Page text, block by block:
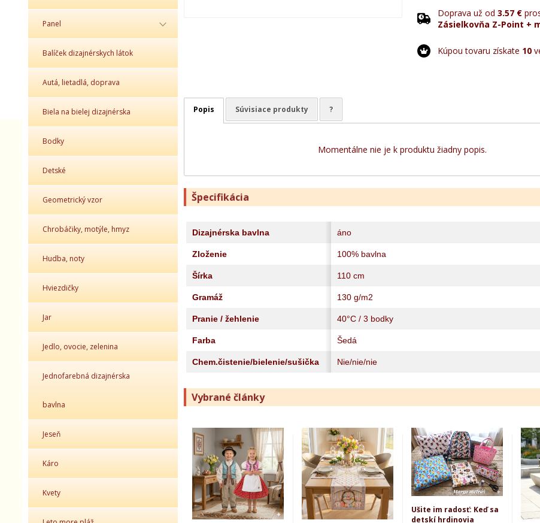
Panel
Balíček dizajnérskych látok
Autá, lietadlá, doprava
Biela na bielej dizajnérska
Bodky
Detské
Geometrický vzor
Chrobáčiky, motýle, hmyz
Hudba, noty
Hviezdičky
Jar
Jedlo, ovocie, zelenina
Jednofarebná dizajnérska
bavlna
Jeseň
Káro
Kvety
Doprava už od 3.57 €
Zásielkovňa Z-Point +
Kúpou tovaru získate 10
Popis Súvisiace produkty ?
Momentálne nie je k produktu žiadny popis.
Špecifikácia
Dizajnérska bavlna áno
Zloženie 100% bavlna
Šírka 110 cm
Gramáž 130 g/m2
Pranie / žehlenie 40°C / 3 bodky
Farba Šedá
Chem.čistenie/bielenie/sušička Nie/nie/nie
Vybrané články
Ušite im radosť: Keď sa
detskí hrdinovia